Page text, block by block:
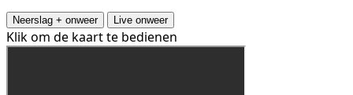
Neerslag + onweer Live onweer
Klik om de kaart te bedienen